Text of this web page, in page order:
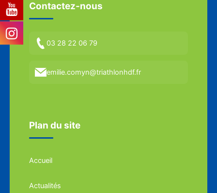
Contactez-nous
03 28 22 06 79
emilie.comyn@triathlonhdf.fr
Plan du site
Accueil
Actualités